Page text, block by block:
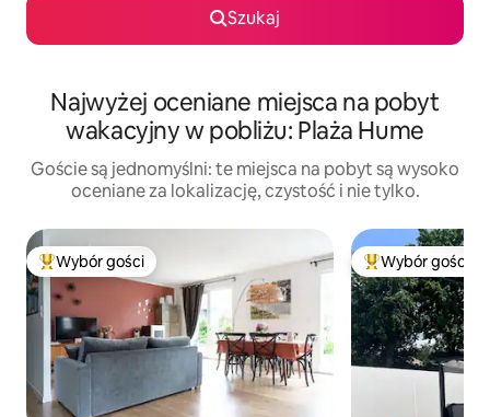
Szukaj
Najwyżej oceniane miejsca na pobyt
wakacyjny w pobliżu: Plaża Hume
Goście są jednomyślni: te miejsca na pobyt są wysoko
oceniane za lokalizację, czystość i nie tylko.
Najpopularniejsze z kategorii Wybór gości
Wybór gości Wybór gości